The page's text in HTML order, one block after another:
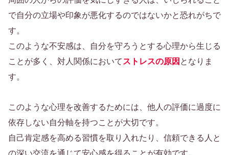
で自分の立場や印象が悪化するのではないかと恐れがちで
す。
このような不安感は、自分を守ろうとする心理から生じる
ことが多く、対人関係において ストレスの原因 となりま
す。
このような心理を改善するためには、他人の評価に過度に
依存しない自分軸を持つことが大切です。
自己肯定感を高める習慣を取り入れたり、信頼できる人と
の深い交流を通じて安心感を得ることが有効です。